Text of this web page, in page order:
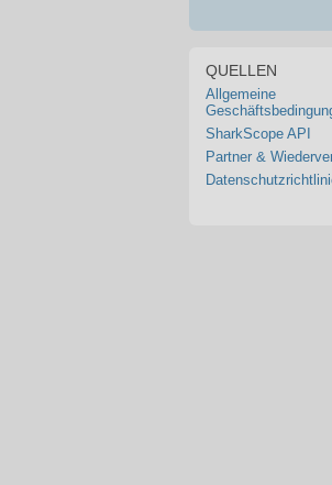
QUELLEN
Allgemeine
SharkScope API
Partner &